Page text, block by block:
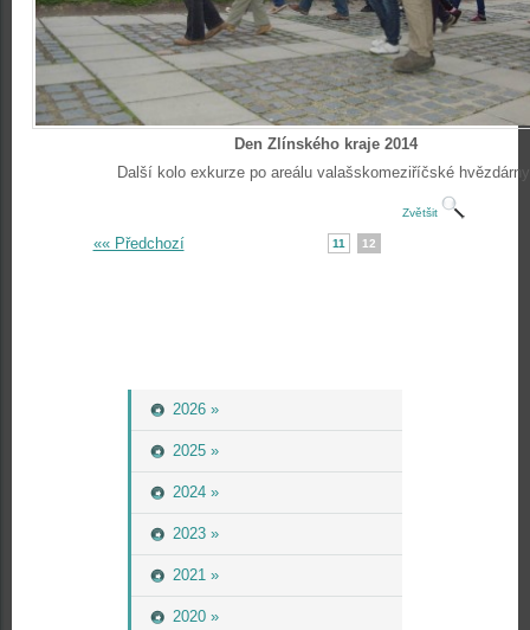
2026 »
2025 »
2024 »
2023 »
2021 »
2020 »
Den Zlínského kraje 2014
Další kolo exkurze po areálu valašskomeziříčské
Zvětšit
«« Předchozí 11 12